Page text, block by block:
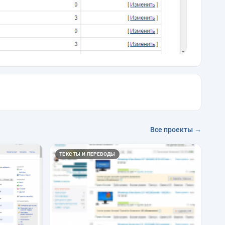
Все проекты →
ТЕКСТЫ И ПЕРЕВОДЫ